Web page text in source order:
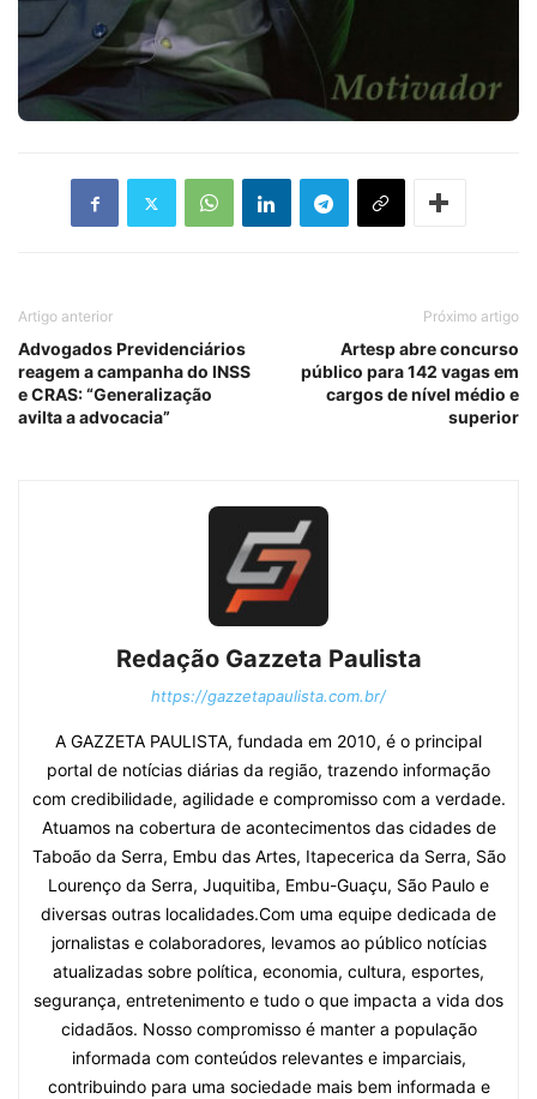
Artigo anterior
Advogados Previdenciários
reagem a campanha do INSS
e CRAS: “Generalização
avilta a advocacia”
Próximo artigo
Artesp abre concurso
público para 142 vagas em
cargos de nível médio e
superior
Redação Gazzeta Paulista
https://gazzetapaulista.com.br/
A GAZZETA PAULISTA, fundada em 2010, é o principal
portal de notícias diárias da região, trazendo informação
com credibilidade, agilidade e compromisso com a verdade.
Atuamos na cobertura de acontecimentos das cidades de
Taboão da Serra, Embu das Artes, Itapecerica da Serra, São
Lourenço da Serra, Juquitiba, Embu-Guaçu, São Paulo e
diversas outras localidades.Com uma equipe dedicada de
jornalistas e colaboradores, levamos ao público notícias
atualizadas sobre política, economia, cultura, esportes,
segurança, entretenimento e tudo o que impacta a vida dos
cidadãos. Nosso compromisso é manter a população
informada com conteúdos relevantes e imparciais,
contribuindo para uma sociedade mais bem informada e